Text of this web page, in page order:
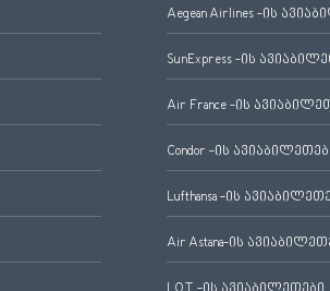
Aegean Airlines -ის
SunExpress -ის
Air France -ის
Condor -ის
Lufthansa -ის
Air Astana-ის